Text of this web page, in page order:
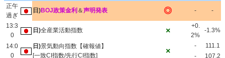
正午
過ぎ
日)BOJ政策金利 ＆声明発表 ◎ - -
13:3
0
日)全産業活動指数 ×
+0.
2%
-1.3%
14:0
0
日)景気動向指数【確報値】
[一致CI指数/先行CI指数]
×
-
111.1
-
107.2